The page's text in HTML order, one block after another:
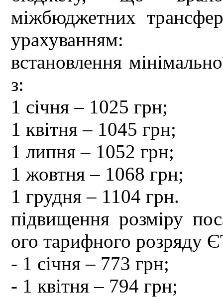
міжбюджетних
урахуванням:
встановлення
з:
1 січня – 1025 грн;
1 квітня – 1045 грн;
1 липня – 1052 грн;
1 жовтня – 1068 грн;
1 грудня – 1104 грн.
підвищення розміру
ого тарифного розряду
- 1 січня – 773 грн;
- 1 квітня – 794 грн;